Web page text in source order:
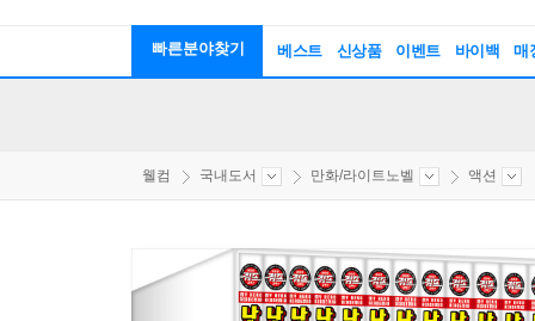
빠른분야찾기 베스트 신상품 이벤트 바이백 매
웰컴 국내도서 만화/라이트노벨 액션